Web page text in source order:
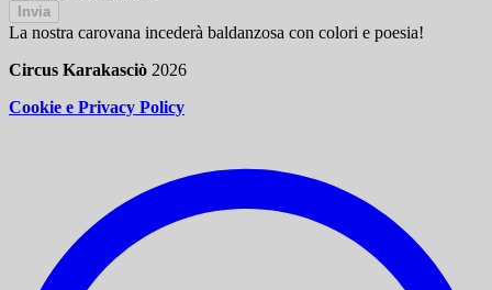
Invia
La nostra carovana incederà baldanzosa con colori e poesia!
Circus Karakasciò 2026
Cookie e Privacy Policy